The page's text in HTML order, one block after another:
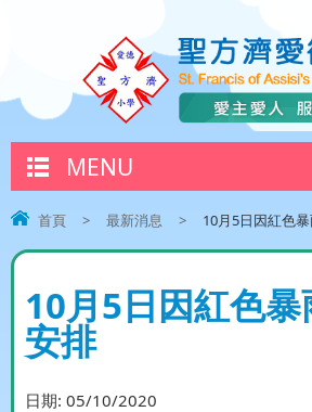
MENU
首頁 > 最新消息 > 10月5日因紅色
10月5日因紅色
安排
日期: 05/10/2020